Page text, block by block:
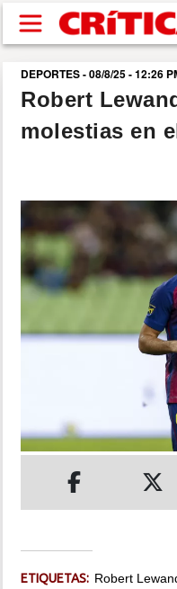
Pasar al contenido
buscar
SUCESOS
POLÍTICA
SHOW
DEPORTES
INSÓLITAS
MULTIMEDIA
DEPORTES - 08/8/25 - 12:26
Robert
molestias en
ETIQUETAS: Robert